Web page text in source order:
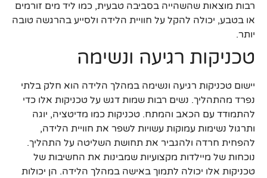
רבות מוצאות שהשהייה בסביבה טבעית, כמו ליד מים זורמים
או בטבע, יכולה להקל על חוויית הלידה ולסייע בהרגשה טובה
יותר.
טכניקות רגיעה ונשימה
יישום טכניקות רגיעה ונשימה במהלך הלידה הוא חלק בלתי
נפרד מהתהליך. נשים רבות שמות דגש על טכניקות אלו כדי
להתמודד עם הכאב והמתח. טכניקות כמו מדיטציה, יוגה
ותרגול נשימות עמוקות עשויות לשפר את חוויית הלידה,
להפחית חרדה ולהגביר את תחושת השליטה על התהליך.
נוכחות של מיילדות מקצועיות שמבינות את החשיבות של
טכניקות אלו יכולה לתמוך באישה במהלך הלידה. הן יכולות